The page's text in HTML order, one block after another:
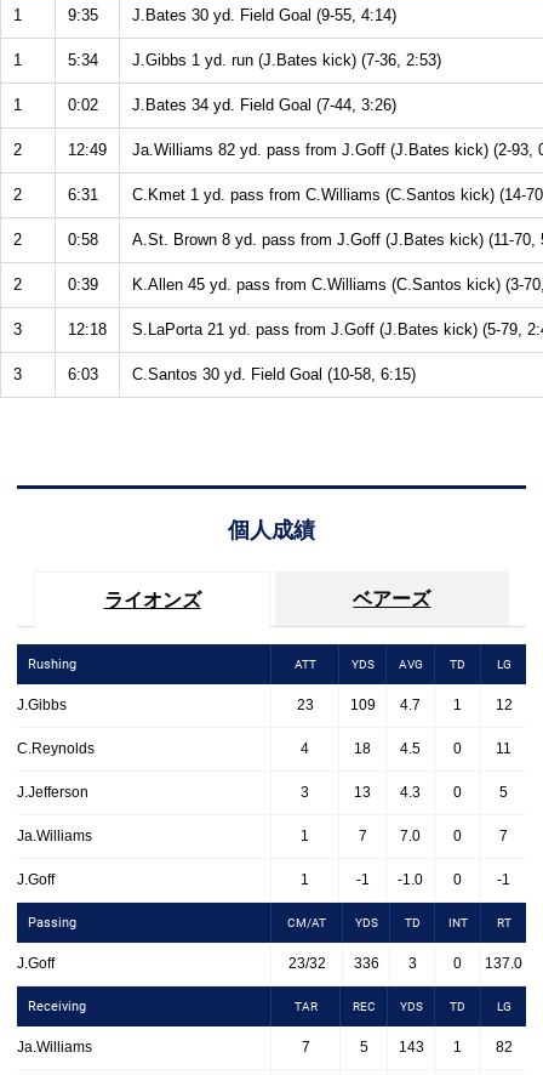
1 9:35 J.Bates 30 yd. Field Goal (9-55, 4:14)
1 5:34 J.Gibbs 1 yd. run (J.Bates kick) (7-36, 2:53)
1 0:02 J.Bates 34 yd. Field Goal (7-44, 3:26)
2 12:49 Ja.Williams 82 yd. pass from J.Goff (J.Bates kick) (2-93,
2 6:31 C.Kmet 1 yd. pass from C.Williams (C.Santos kick) (14-
2 0:58 A.St. Brown 8 yd. pass from J.Goff (J.Bates kick) (11-70,
2 0:39 K.Allen 45 yd. pass from C.Williams (C.Santos kick) (3-
3 12:18 S.LaPorta 21 yd. pass from J.Goff (J.Bates kick) (5-79,
3 6:03 C.Santos 30 yd. Field Goal (10-58, 6:15)
個人成績
ライオンズ ベアーズ
Rushing ATT YDS AVG TD LG
J.Gibbs 23 109 4.7 1 12
C.Reynolds 4 18 4.5 0 11
J.Jefferson 3 13 4.3 0 5
Ja.Williams 1 7 7.0 0 7
J.Goff 1 -1 -1.0 0 -1
Passing CM/AT YDS TD INT RT
J.Goff 23/32 336 3 0 137.0
Receiving TAR REC YDS TD LG
Ja.Williams 7 5 143 1 82